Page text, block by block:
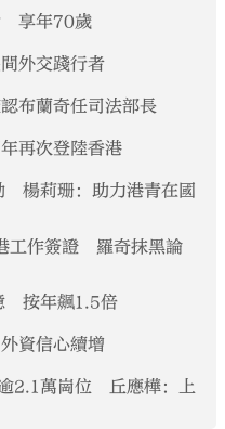
享年70歲
外交踐行者
布蘭奇任司法部長
再次登陸香港
楊莉珊：助力港青在國
工作簽證 羅奇抹黑論
按年飆1.5倍
資信心續增
2.1萬崗位 丘應樺：上